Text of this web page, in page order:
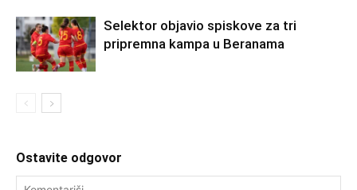
Selektor objavio spiskove za tri
pripremna kampa u Beranama
Ostavite odgovor